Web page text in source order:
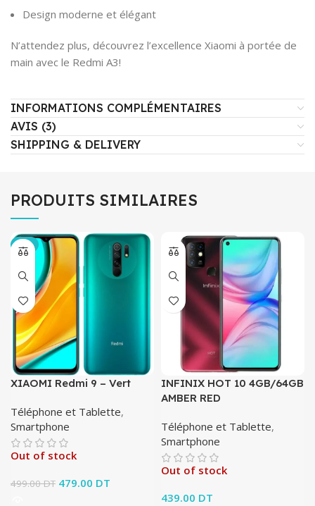
Design moderne et élégant
N’attendez plus, découvrez l’excellence Xiaomi à portée de
main avec le Redmi A3!
INFORMATIONS COMPLÉMENTAIRES
AVIS (3)
SHIPPING & DELIVERY
PRODUITS SIMILAIRES
-4%
XIAOMI Redmi 9 – Vert
Téléphone et Tablette,
Smartphone
Out of stock
499.00DT Le prix initial était :
479.00 DT
actuel est :
INFINIX HOT 10 4GB/64GB
AMBER RED
Téléphone et Tablette,
Smartphone
Out of stock
439.00 DT